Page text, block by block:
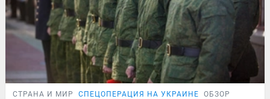
СТРАНА И МИР СПЕЦОПЕРАЦИЯ НА УКРАИНЕ ОБЗОР